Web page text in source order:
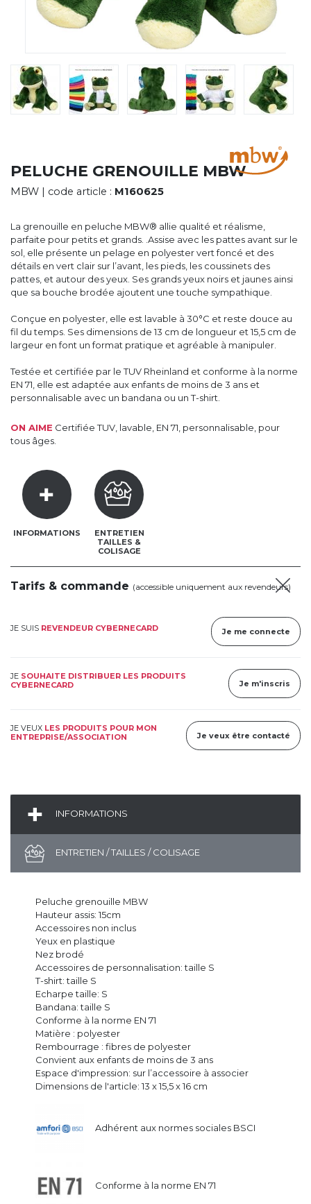
LA SOCIÉTÉ
CATALOGUES & TARIFS
MARQUES & CERTIFICATS
TECHNIQUES MARQUAGE
PELUCHE GRENOUILLE MBW
MBW | code article : M160625
La grenouille en peluche MBW® allie qualité et réalisme,
parfaite pour petits et grands. .Assise avec les pattes avant sur le
sol, elle présente un pelage en polyester vert foncé et des
détails en vert clair sur l’avant, les pieds, les coussinets des
pattes, et autour des yeux. Ses grands yeux noirs et jaunes ainsi
que sa bouche brodée ajoutent une touche sympathique.
Conçue en polyester, elle est lavable à 30°C et reste douce au
fil du temps. Ses dimensions de 13 cm de longueur et 15,5 cm de
largeur en font un format pratique et agréable à manipuler.
Testée et certifiée par le TUV Rheinland et conforme à la norme
EN 71, elle est adaptée aux enfants de moins de 3 ans et
personnalisable avec un bandana ou un T-shirt.
ON AIME Certifiée TUV, lavable, EN 71, personnalisable, pour
tous âges.
INFORMATIONS
ENTRETIEN
TAILLES &
COLISAGE
Tarifs & commande (accessible uniquement aux revendeurs)
JE SUIS REVENDEUR CYBERNECARD Je me connecte
JE SOUHAITE DISTRIBUER LES PRODUITS
CYBERNECARD
Je m'inscris
JE VEUX LES PRODUITS POUR MON
ENTREPRISE/ASSOCIATION
Je veux être contacté
INFORMATIONS
ENTRETIEN / TAILLES / COLISAGE
Peluche grenouille MBW
Hauteur assis: 15cm
Accessoires non inclus
Yeux en plastique
Nez brodé
Accessoires de personnalisation: taille S
T-shirt: taille S
Echarpe taille: S
Bandana: taille S
Conforme à la norme EN 71
Matière : polyester
Rembourrage : fibres de polyester
Convient aux enfants de moins de 3 ans
Espace d'impression: sur l’accessoire à associer
Dimensions de l'article: 13 x 15,5 x 16 cm
Adhérent aux normes sociales BSCI
Conforme à la norme EN 71